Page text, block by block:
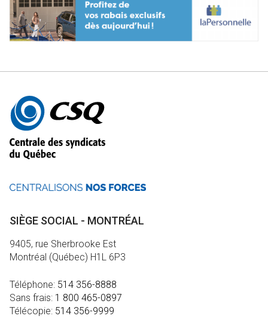
Autres
informations
SIÈGE SOCIAL - MONTRÉAL
9405, rue Sherbrooke Est
Montréal (Québec) H1L 6P3
Téléphone: 514 356-8888
Sans frais: 1 800 465-0897
Télécopie: 514 356-9999